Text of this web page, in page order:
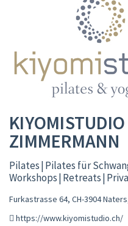
ZIMMERMANN
Pilates | Pilates für
Workshops | Retreats |
Furkastrasse 64, CH-3904 Naters
https://www.kiyomistudio.ch/